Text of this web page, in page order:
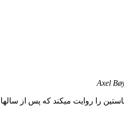
Axel
را روایت میکند که پس از